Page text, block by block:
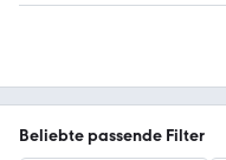
Beliebte passende Filter